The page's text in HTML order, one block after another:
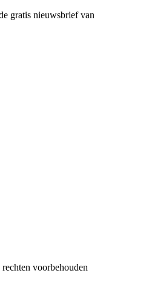
gratis nieuwsbrief van
voorbehouden